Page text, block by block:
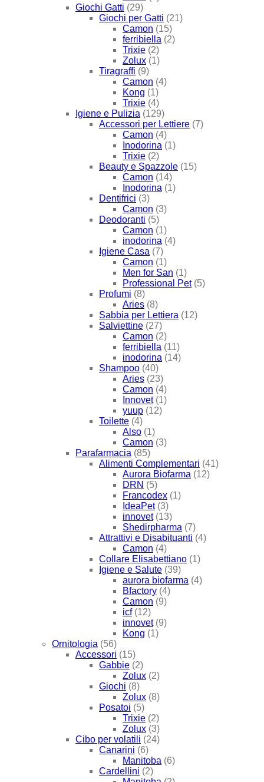
Giochi Gatti (29)
Giochi per Gatti (21)
Camon (15)
ferribiella (2)
Trixie (2)
Zolux (1)
Tiragraffi (9)
Camon (4)
Kong (1)
Trixie (4)
Igiene e Pulizia (129)
Accessori per Lettiere (7)
Camon (4)
Inodorina (1)
Trixie (2)
Beauty e Spazzole (15)
Camon (14)
Inodorina (1)
Dentifrici (3)
Camon (3)
Deodoranti (5)
Camon (1)
inodorina (4)
Igiene Casa (7)
Camon (1)
Men for San (1)
Professional Pet (5)
Profumi (8)
Aries (8)
Sabbia per Lettiera (12)
Salviettine (27)
Camon (2)
ferribiella (11)
inodorina (14)
Shampoo (40)
Aries (23)
Camon (4)
Innovet (1)
yuup (12)
Toilette (4)
Also (1)
Camon (3)
Parafarmacia (85)
Alimenti Complementari (41)
Aurora Biofarma (12)
DRN (5)
Francodex (1)
IdeaPet (3)
innovet (13)
Shedirpharma (7)
Attrattivi e Disabituanti (4)
Camon (4)
Collare Elisabettiano (1)
Igiene e Salute (39)
aurora biofarma (4)
Bfactory (4)
Camon (9)
icf (12)
innovet (9)
Kong (1)
Ornitologia (56)
Accessori (15)
Gabbie (2)
Zolux (2)
Giochi (8)
Zolux (8)
Posatoi (5)
Trixie (2)
Zolux (3)
Cibo per volatili (24)
Canarini (6)
Manitoba (6)
Cardellini (2)